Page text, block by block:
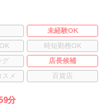
未経験OK
時短勤務OK
グ
店長候補
スメ 百貨店
分